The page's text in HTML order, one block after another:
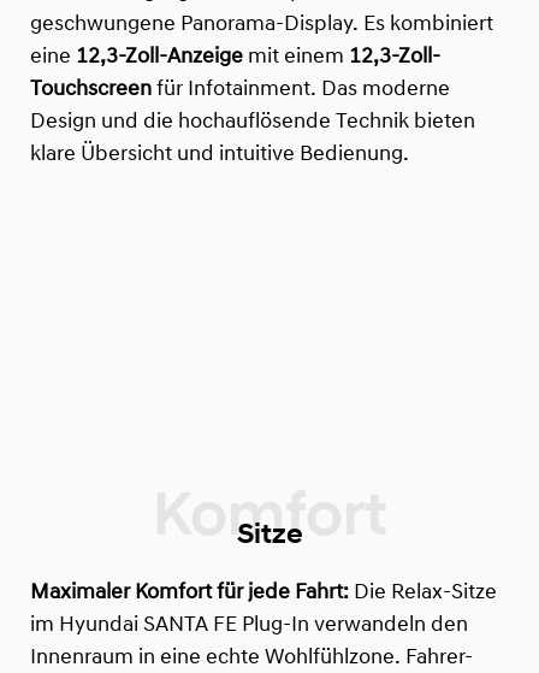
geschwungene Panorama-Display. Es kombiniert
eine 12,3-Zoll-Anzeige mit einem 12,3-Zoll-
Touchscreen für Infotainment. Das moderne
Design und die hochauflösende Technik bieten
klare Übersicht und intuitive Bedienung.
Sitze
Maximaler Komfort für jede Fahrt: Die Relax-Sitze
im Hyundai SANTA FE Plug-In verwandeln den
Innenraum in eine echte Wohlfühlzone. Fahrer-